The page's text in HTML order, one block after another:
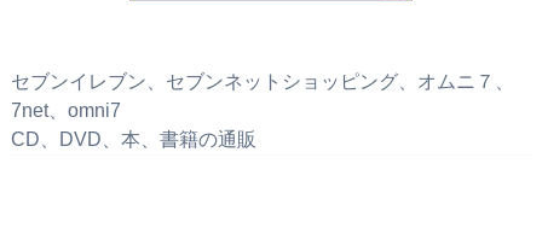
セブンイレブン、セブンネットショッピング、オムニ７、
7net、omni7
CD、DVD、本、書籍の通販